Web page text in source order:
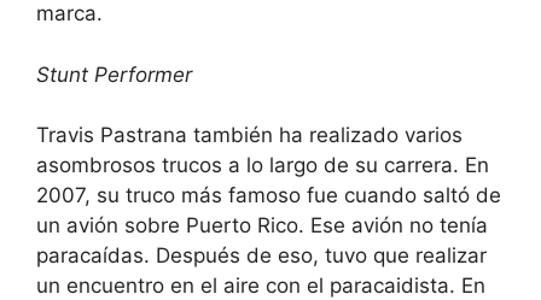
marca.
Stunt Performer
Travis Pastrana también ha realizado varios
asombrosos trucos a lo largo de su carrera. En
2007, su truco más famoso fue cuando saltó de
un avión sobre Puerto Rico. Ese avión no tenía
paracaídas. Después de eso, tuvo que realizar
un encuentro en el aire con el paracaidista. En